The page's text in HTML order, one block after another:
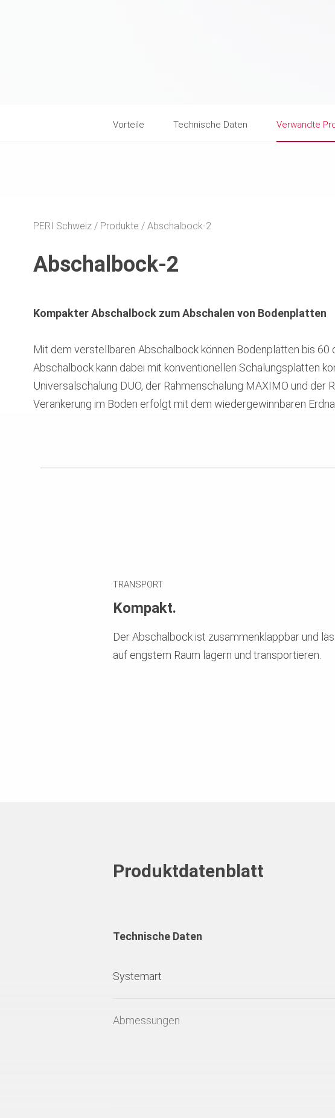
Vorteile Technische Daten Verwandte
PERI Schweiz Produkte Abschalbock-2
Abschalbock-2
Kompakter Abschalbock zum Abschalen von Bodenplatten
Mit dem verstellbaren Abschalbock können Bodenplatten bis
Abschalbock kann dabei mit konventionellen Schalungsplatten
Universalschalung DUO, der Rahmenschalung MAXIMO und
Verankerung im Boden erfolgt mit dem wiedergewinnbaren
TRANSPORT
Kompakt.
Der Abschalbock ist zusammenklappbar und
auf engstem Raum lagern und transportieren.
Produktdatenblatt
Technische Daten
Systemart
Abmessungen